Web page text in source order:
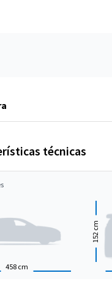
técnicas
458 cm
152
cm